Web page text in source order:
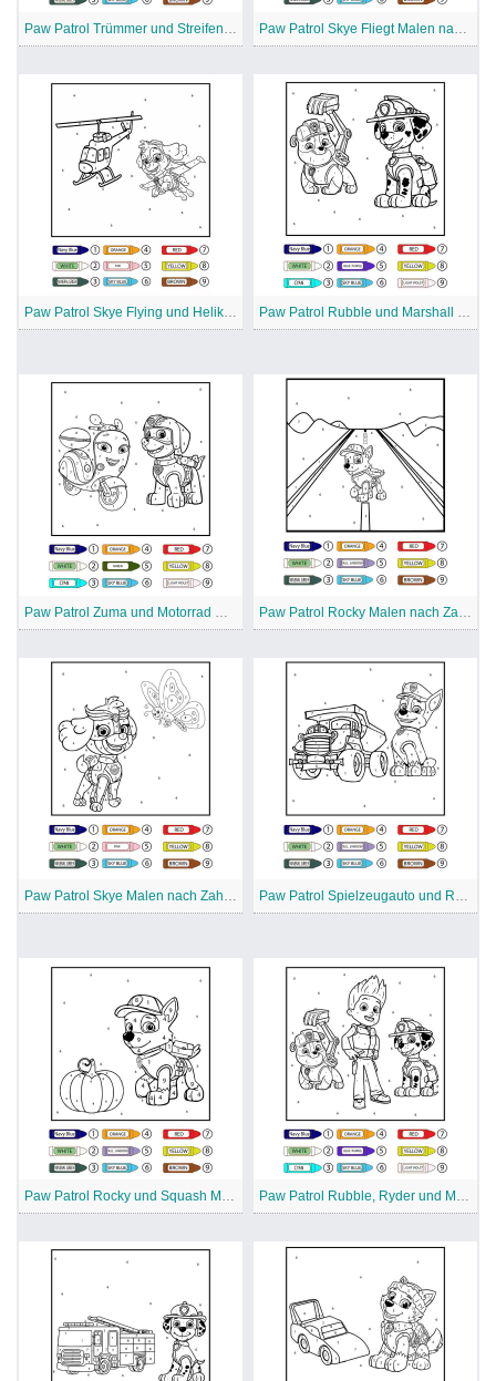
Paw Patrol Trümmer und Streifenwagen Ausmalen nach Zahlen Paw Patrol Skye Fliegt Malen nach Zahlen
Paw Patrol Skye Flying und Helikopter Malen nach Zahlen Paw Patrol Rubble und Marshall Malen nach Zahlen
Paw Patrol Zuma und Motorrad Malen nach Zahlen Paw Patrol Rocky Malen nach Zahlen
Paw Patrol Skye Malen nach Zahlen Paw Patrol Spielzeugauto und Rocky Malen nach Zahlen
Paw Patrol Rocky und Squash Malen nach Zahlen Paw Patrol Rubble, Ryder und Marshall Malen nach Zahlen